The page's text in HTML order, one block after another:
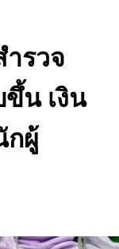
รวจ
น เงิน
กผู้